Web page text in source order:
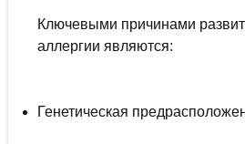
Ключевыми причинами
аллергии являются:
Генетическая